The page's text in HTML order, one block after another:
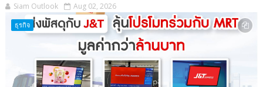
Siam Outlook Aug 02, 2026
ธุรกิจ